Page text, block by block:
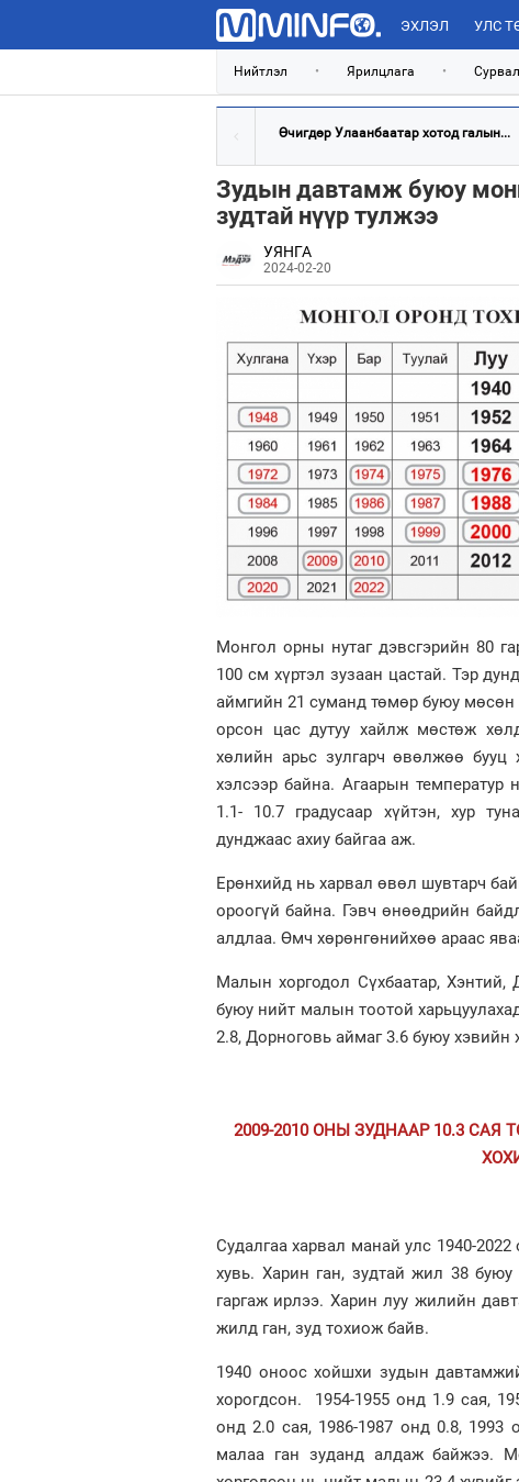
ЭХЛЭЛ УЛС
Нийтлэл • Ярилцлага •
Өчигдөр Улаанбаатар хотод галын...
Зудын давтамж буюу
зудтай нүүр тулжээ
УЯНГА
2024-02-20
Монгол орны нутаг дэвсгэрийн 80
100 см хүртэл зузаан цастай. Тэр
аймгийн 21 суманд төмөр буюу
орсон цас дутуу хайлж мөстөж
хөлийн арьс зулгарч өвөлжөө бууц
хэлсээр байна. Агаарын
1.1- 10.7 градусаар хүйтэн, хур
дунджаас ахиу байгаа аж.
Ерөнхийд нь харвал өвөл шувтарч
ороогүй байна. Гэвч өнөөдрийн
алдлаа. Өмч хөрөнгөнийхөө араас
Малын хоргодол Сүхбаатар, Хэнтий,
буюу нийт малын тоотой
2.8, Дорноговь аймаг 3.6 буюу
2009-2010 ОНЫ ЗУДНААР 10.3
Судалгаа харвал манай улс 1940-
хувь. Харин ган, зудтай жил 38 буюу
гаргаж ирлээ. Харин луу жилийн
жилд ган, зуд тохиож байв.
1940 оноос хойшхи зудын
хорогдсон. 1954-1955 онд 1.9 сая,
онд 2.0 сая, 1986-1987 онд 0.8, 1993
малаа ган зуданд алдаж байжээ.